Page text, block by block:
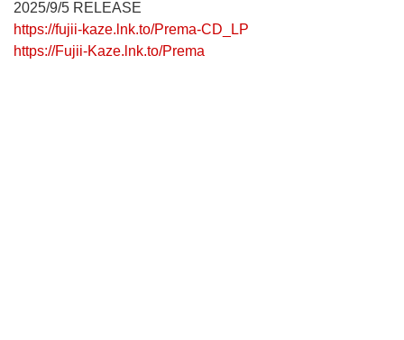
2025/9/5 RELEASE
https://fujii-kaze.lnk.to/Prema-CD_LP
https://Fujii-Kaze.lnk.to/Prema